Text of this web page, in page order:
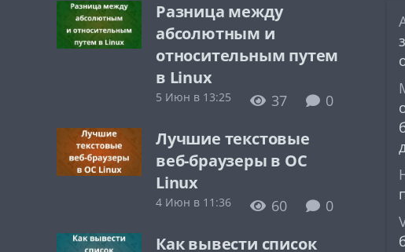
Разница между
абсолютным и
относительным путем
в Linux
5 Июн в 13:25 37 0
Лучшие текстовые
веб-браузеры в ОС
Linux
4 Июн в 11:36 60 0
Как вывести список